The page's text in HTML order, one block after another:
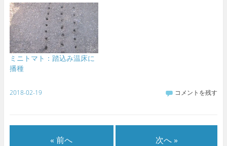
ミニトマト：踏込み温床に
播種
2018-02-19 コメントを残す
« 前へ 次へ »